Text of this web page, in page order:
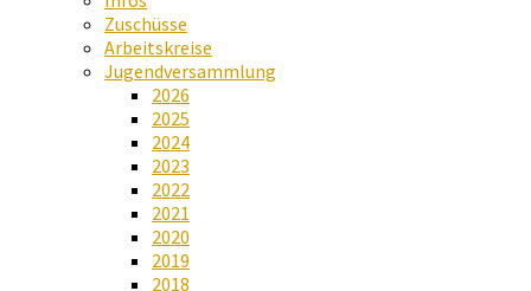
Zuschüsse
Arbeitskreise
Jugendversammlung
2026
2025
2024
2023
2022
2021
2020
2019
2018